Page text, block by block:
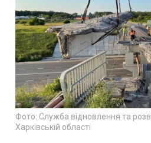
Фото: Служба відновлення та
Харківській області